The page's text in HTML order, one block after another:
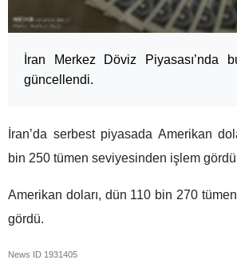
İran Merkez Döviz Piyasası’nda
güncellendi.
İran’da serbest piyasada Amerikan
bin 250 tümen seviyesinden işlem
Amerikan doları, dün 110 bin 270
gördü.
News ID 1931405